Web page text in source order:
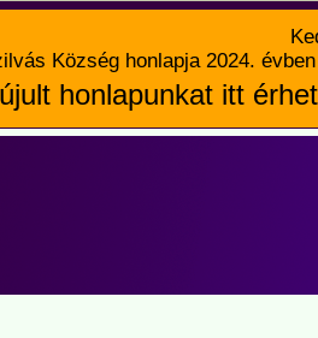
Község honlapja 2024.
honlapunkat itt